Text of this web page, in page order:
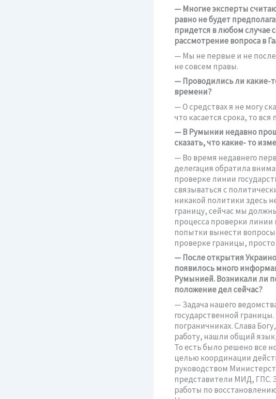
— Многие эксперты
равно не будет
придется в любом случае
рассмотрение вопроса в
— Мы не первые и не
не совсем правы.
— Проводились ли какие-
времени?
— О средствах я не могу
что касается срока, то
— В Румынии недавно
сказать, что какие- то
— Во время недавнего
делегация обратила
проверке линии
связываться с
никакой политики здесь
границу, сейчас мы
процесса проверки линии
попытки вынести
проверке границы,
— После открытия
появилось много
Румынией. Возникали ли
положение дел сейчас?
— Задача нашего
государственной
пограничниках. Слава
работу, нашли общий
То есть было решено все
целью координации
руководством
представители МИД, ГПС.
работы по